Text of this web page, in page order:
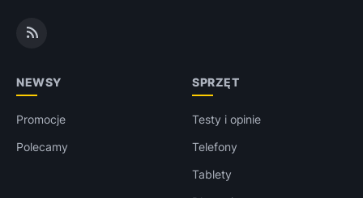
NEWSY
Promocje
Polecamy
SPRZĘT
Testy i opinie
Telefony
Tablety